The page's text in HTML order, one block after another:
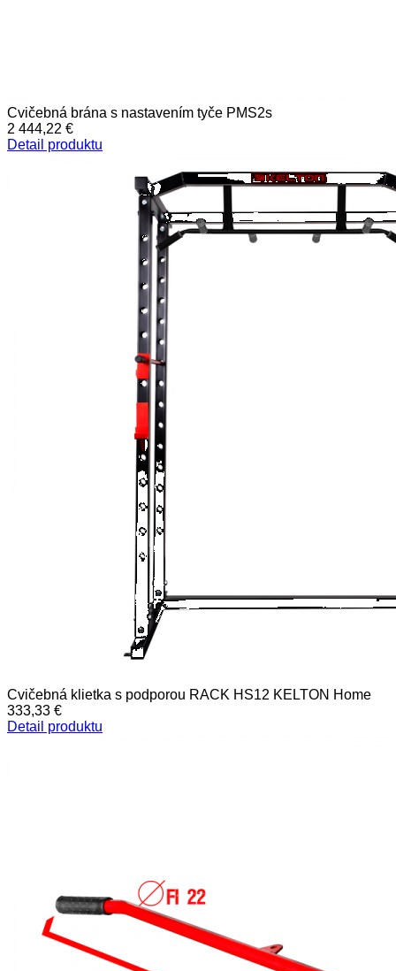
Cvičebná brána s nastavením tyče PMS2s
2 444,22 €
Detail produktu
Cvičebná klietka s podporou RACK HS12 KELTON Home
333,33 €
Detail produktu